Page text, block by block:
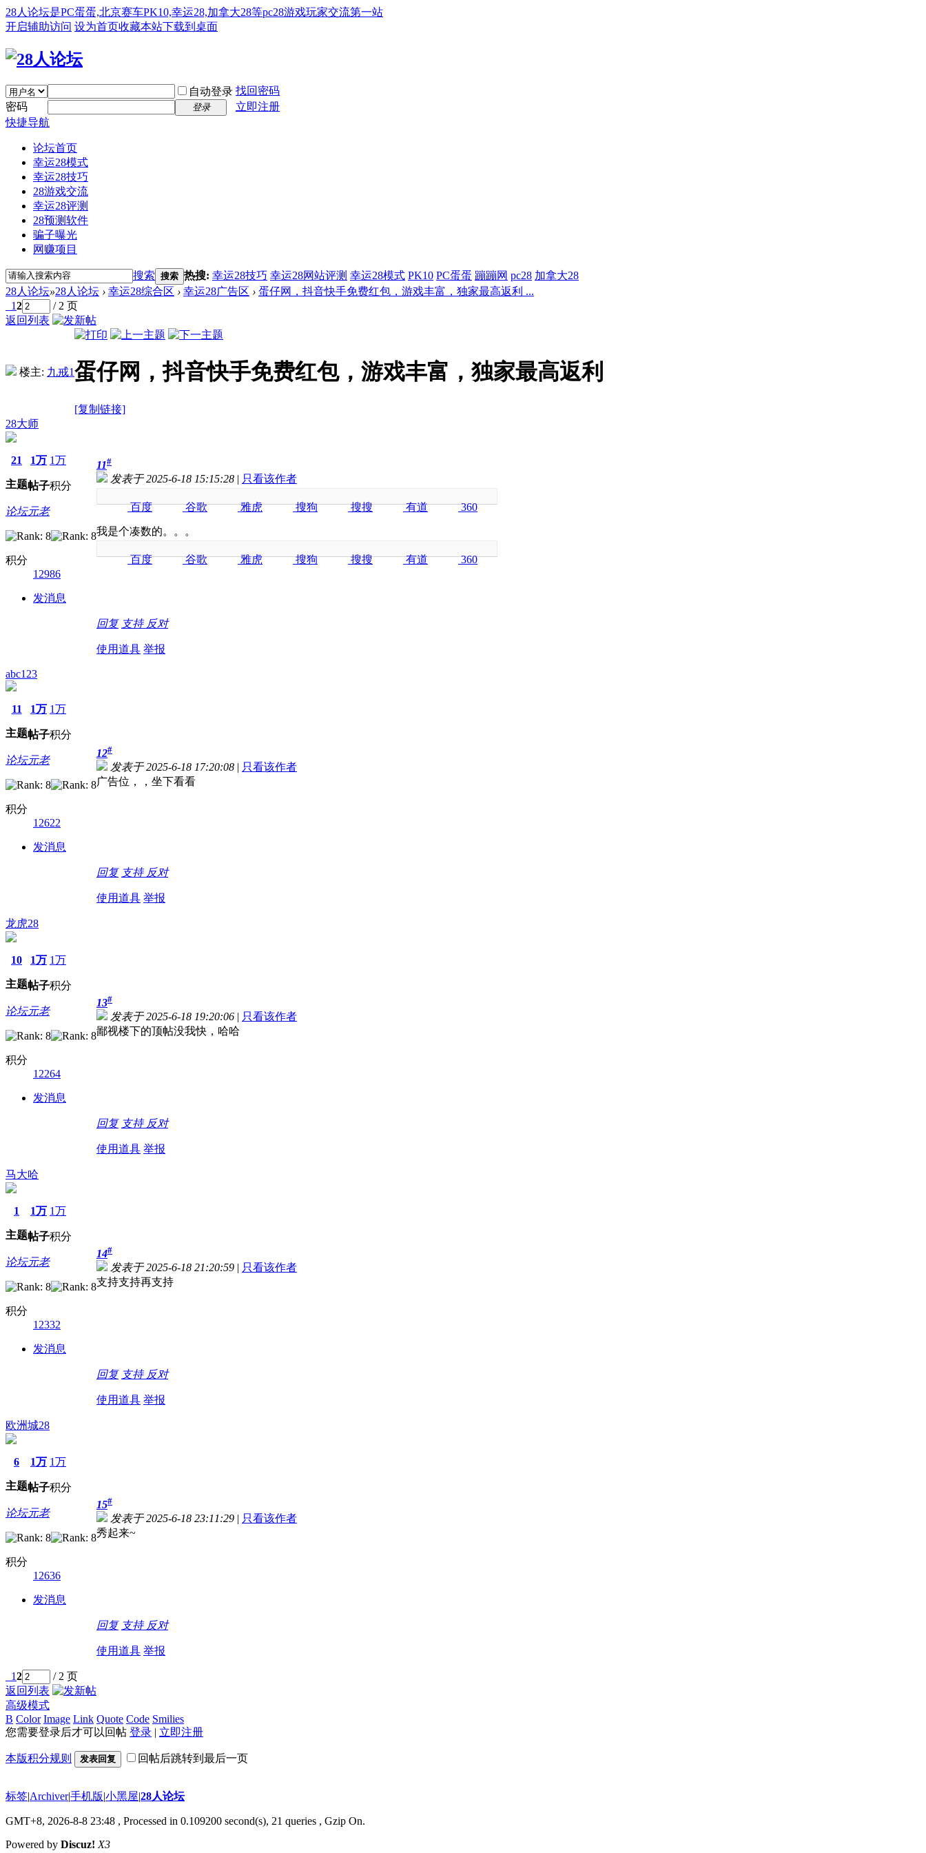
28人论坛是PC蛋蛋,北京赛车PK10,幸运28,加拿大28等pc28游戏玩家交流第一站
开启辅助访问 设为首页收藏本站下载到桌面
自动登录 找回密码
密码
登录
立即注册
快捷导航
论坛首页
幸运28模式
幸运28技巧
28游戏交流
幸运28评测
28预测软件
骗子曝光
网赚项目
搜索 搜索 热搜: 幸运28技巧 幸运28网站评测 幸运28模式 PK10 PC蛋蛋 蹦蹦网 pc28 加拿大28
28人论坛»28人论坛 › 幸运28综合区 › 幸运28广告区 › 蛋仔网，抖音快手免费红包，游戏丰富，独家最高返利 ...
12
/ 2 页
返回列表
楼主: 九戒1蛋仔网，抖音快手免费红包，游戏丰富，独家最高返利
[复制链接]
28大师
21
主题
1万
帖子
1万
积分
论坛元老
积分
12986
发消息
11#
发表于 2025-6-18 15:15:28 | 只看该作者
百度 谷歌 雅虎 搜狗 搜搜 有道
360
我是个凑数的。。。
百度 谷歌 雅虎 搜狗 搜搜 有道
360
回复 支持 反对
使用道具 举报
abc123
11
主题
1万
帖子
1万
积分
论坛元老
积分
12622
发消息
12#
发表于 2025-6-18 17:20:08 | 只看该作者
广告位，，坐下看看
回复 支持 反对
使用道具 举报
龙虎28
10
主题
1万
帖子
1万
积分
论坛元老
积分
12264
发消息
13#
发表于 2025-6-18 19:20:06 | 只看该作者
鄙视楼下的顶帖没我快，哈哈
回复 支持 反对
使用道具 举报
马大哈
1
主题
1万
帖子
1万
积分
论坛元老
积分
12332
发消息
14#
发表于 2025-6-18 21:20:59 | 只看该作者
支持支持再支持
回复 支持 反对
使用道具 举报
欧洲城28
6
主题
1万
帖子
1万
积分
论坛元老
积分
12636
发消息
15#
发表于 2025-6-18 23:11:29 | 只看该作者
秀起来~
回复 支持 反对
使用道具 举报
12
/ 2 页
返回列表
高级模式
B Color Image Link Quote Code Smilies
您需要登录后才可以回帖 登录 | 立即注册
本版积分规则 发表回复 回帖后跳转到最后一页
标签|Archiver|手机版|小黑屋|28人论坛
GMT+8, 2026-8-8 23:48 , Processed in 0.109200 second(s), 21 queries , Gzip On.
Powered by Discuz! X3